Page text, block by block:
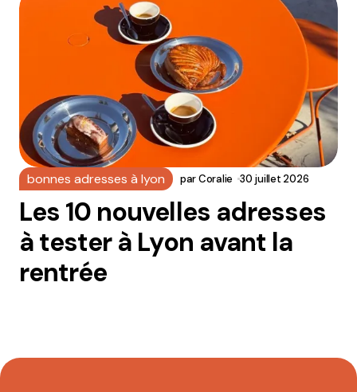
bonnes adresses à lyon parCoralie 30 juillet 2026
Les 10 nouvelles adresses
à tester à Lyon avant la
rentrée